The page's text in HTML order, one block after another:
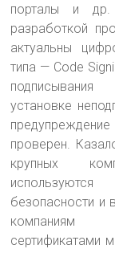
порталы и др.
разработкой
актуальны
типа — Code
установке
предупреждение
проверен.
крупных
безопасности и
компаниям
сертификатами